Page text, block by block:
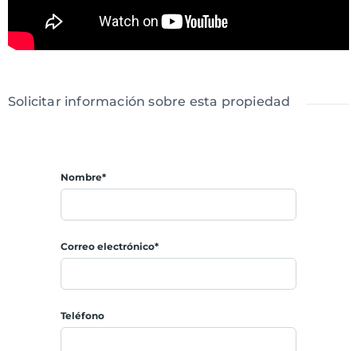
Solicitar información sobre esta propiedad
Nombre*
Correo electrónico*
Teléfono